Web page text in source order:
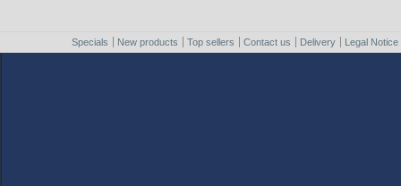
Specials New products Top sellers Contact us Delivery Legal Notice